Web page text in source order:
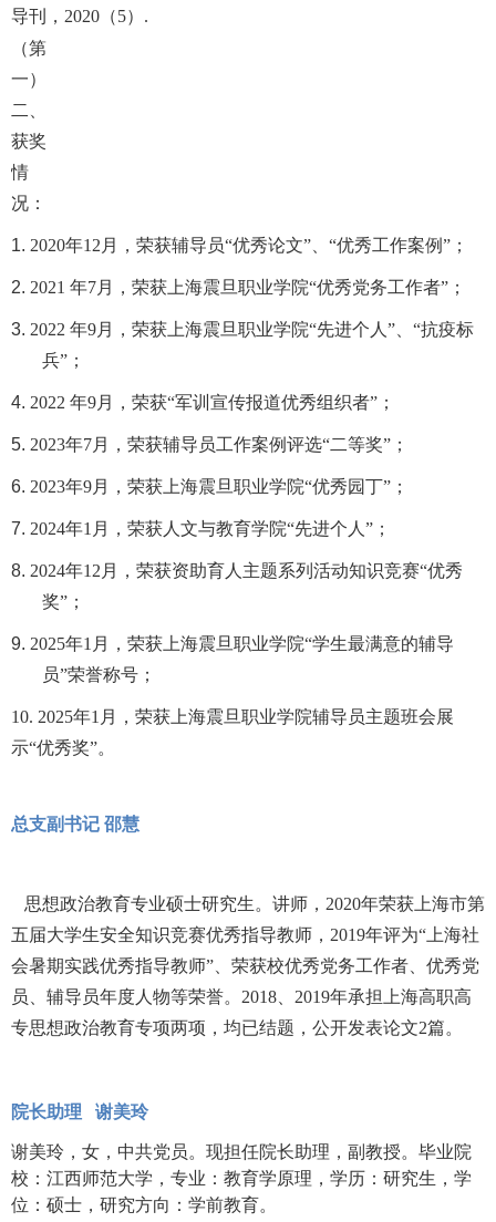
导刊，2020（5）.
（第
一）
二、
获奖
情
况：
1. 2020年12月，荣获辅导员“优秀论文”、“优秀工作案例”；
2. 2021 年7月，荣获上海震旦职业学院“优秀党务工作者”；
3. 2022 年9月
，荣获上海震旦职业学院“先进个人”、“抗疫标
兵”；
4. 2022 年9月，荣获“军训宣传报道优秀组织者”；
5. 2023年7月，荣获辅导员工作案例评选“二等奖”；
6. 2023年9月，荣获上海震旦职业学院“优秀园丁”；
7. 2024年1月，荣获人文与教育学院“先进个人”；
8. 2024年12月，荣获资助育人主题系列活动知识竞赛“优秀
奖”；
9. 2025年1月，荣获上海震旦职业学院“学生最满意的辅导
员”荣誉称号；
10. 2025年1月，荣获上海震旦职业学院辅导员主题班会展
示“优秀奖”。
总支副书记 邵慧
思想政治教育专业硕士研究生。讲师，2020年荣获上海市第
五届大学生安全知识竞赛优秀指导教师，2019年评为“上海社
会暑期实践优秀指导教师”、荣获校优秀党务工作者、优秀党
员、辅导员年度人物等荣誉。2018、2019年承担上海高职高
专思想政治教育专项两项，均已结题，公开发表论文2篇。
院长助理 谢美玲
谢美玲，女，中共党员。现担任院长助理，副教授。毕业院
校：江西师范大学，专业：教育学原理，学历：研究生，学
位：硕士，研究方向：学前教育。